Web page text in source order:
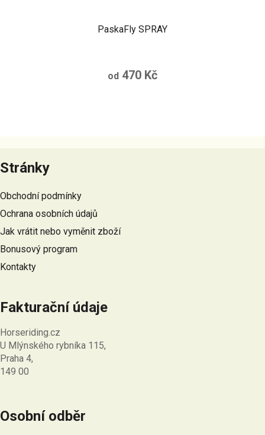
PaskaFly SPRAY
hodnocení
od 470 Kč
á
p
a
t
í
Stránky
Obchodní podmínky
Ochrana osobních údajů
Jak vrátit nebo vyměnit zboží
Bonusový program
Kontakty
Fakturační údaje
Horseriding.cz
U Mlýnského rybníka 115,
Praha 4,
149 00
Osobní odběr